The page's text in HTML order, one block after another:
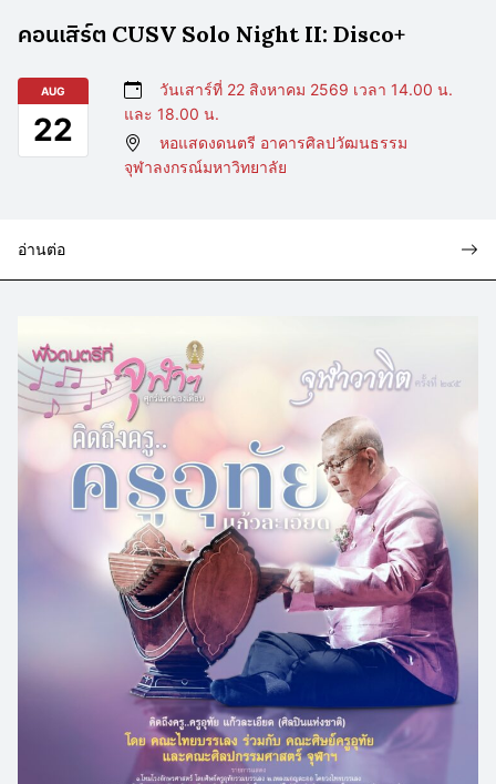
คอนเสิร์ต CUSV Solo Night II: Disco+
AUG
22
วันเสาร์ที่ 22 สิงหาคม 2569 เวลา 14.00 น.
และ 18.00 น.
หอแสดงดนตรี อาคารศิลปวัฒนธรรม
จุฬาลงกรณ์มหาวิทยาลัย
อ่านต่อ